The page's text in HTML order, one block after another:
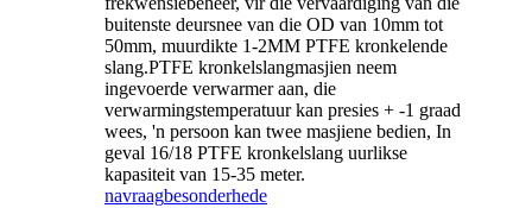
buitenste deursnee van die OD van 10mm tot
50mm, muurdikte 1-2MM PTFE kronkelende
slang.PTFE kronkelslangmasjien neem
ingevoerde verwarmer aan, die
verwarmingstemperatuur kan presies + -1 graad
wees, 'n persoon kan twee masjiene bedien, In
geval 16/18 PTFE kronkelslang uurlikse
kapasiteit van 15-35 meter.
navraagbesonderhede